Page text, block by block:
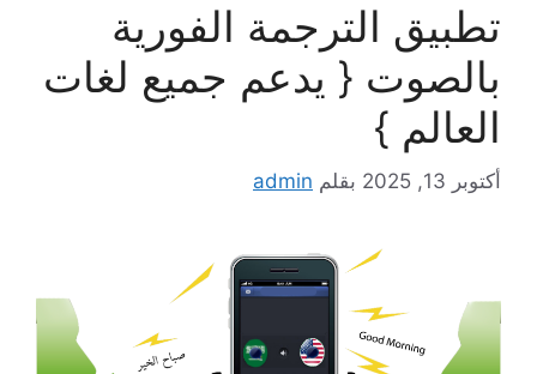
تطبيق الترجمة الفورية
بالصوت { يدعم جميع لغات
العالم }
أكتوبر 13, 2025 بقلم admin